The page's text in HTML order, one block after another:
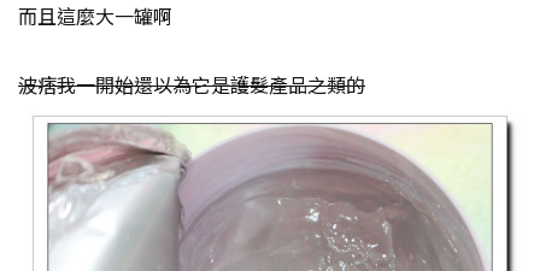
而且這麼大一罐啊
波痞我一開始還以為它是護髮產品之類的